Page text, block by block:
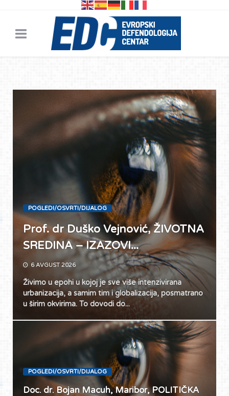
POGLEDI/OSVRTI/DIJALOG
Prof. dr Duško Vejnović, ŽIVOTNA
SREDINA – IZAZOVI...
6 AVGUST 2026
Živimo u epohi u kojoj je sve više intenzivirana
urbanizacija, a samim tim i globalizacija, posmatrano
u širim okvirima. To dovodi do...
POGLEDI/OSVRTI/DIJALOG
Doc. dr. Bojan Macuh, Maribor, POLITIČKA